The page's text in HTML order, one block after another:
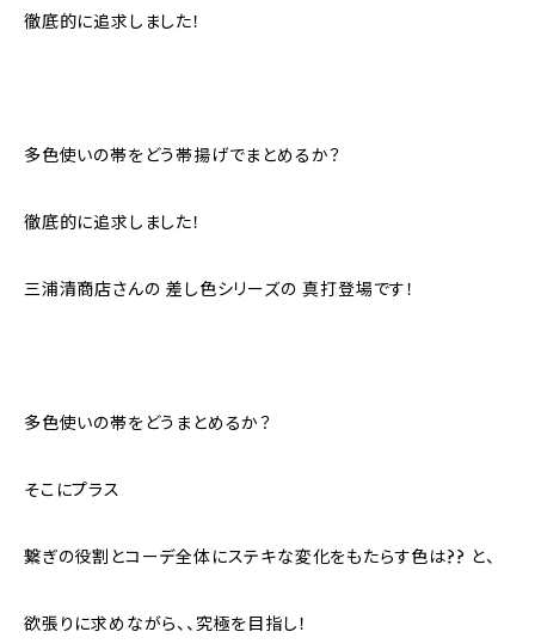
徹底的に追求しました！
多色使いの帯をどう帯揚げでまとめるか？
徹底的に追求しました！
三浦清商店さんの 差し色シリーズの 真打登場です！
多色使いの帯をどうまとめるか？
そこにプラス
繋ぎの役割とコーデ全体にステキな変化をもたらす色は?? と、
欲張りに求めながら、、究極を目指し！